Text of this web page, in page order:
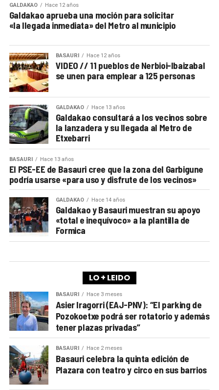
GALDAKAO Hace 12 años
Galdakao aprueba una moción para solicitar
«la llegada inmediata» del Metro al municipio
BASAURI Hace 12 años
VIDEO // 11 pueblos de Nerbioi-Ibaizabal
se unen para emplear a 125 personas
GALDAKAO Hace 13 años
Galdakao consultará a los vecinos sobre
la lanzadera y su llegada al Metro de
Etxebarri
BASAURI Hace 13 años
El PSE-EE de Basauri cree que la zona del Garbigune
podría usarse «para uso y disfrute de los vecinos»
GALDAKAO Hace 14 años
Galdakao y Basauri muestran su apoyo
«total e inequívoco» a la plantilla de
Formica
LO + LEIDO
BASAURI Hace 3 meses
Asier Iragorri (EAJ-PNV): “El parking de
Pozokoetxe podrá ser rotatorio y además
tener plazas privadas”
BASAURI Hace 2 meses
Basauri celebra la quinta edición de
Plazara con teatro y circo en sus barrios